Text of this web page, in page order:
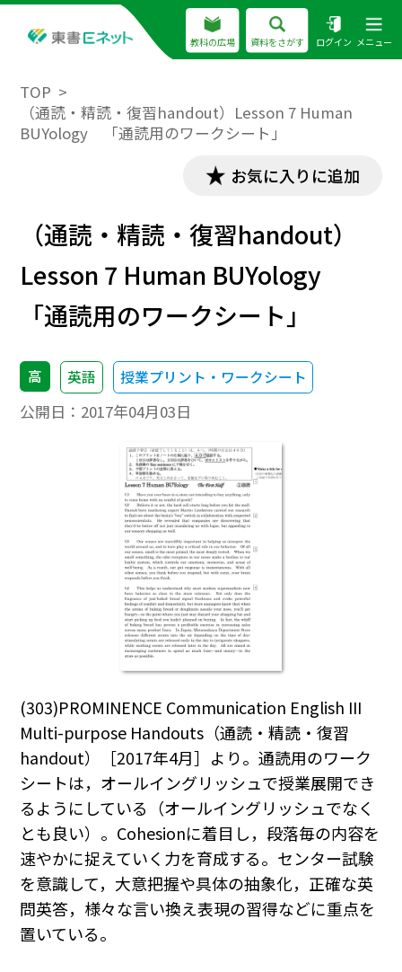
教科の広場 資料をさがす ログイン メニュー
TOP
（通読・精読・復習handout）Lesson 7 Human
BUYology 「通読用のワークシート」
お気に入りに追加
（通読・精読・復習handout）
Lesson 7 Human BUYology
「通読用のワークシート」
高 英語 授業プリント・ワークシート
公開日： 2017年04月03日
(303)PROMINENCE Communication English III
Multi-purpose Handouts（通読・精読・復習
handout）［2017年4月］より。通読用のワーク
シートは，オールイングリッシュで授業展開でき
るようにしている（オールイングリッシュでなく
とも良い）。Cohesionに着目し，段落毎の内容を
速やかに捉えていく力を育成する。センター試験
を意識して，大意把握や具体の抽象化，正確な英
問英答，様々な言い換え表現の習得などに重点を
置いている。